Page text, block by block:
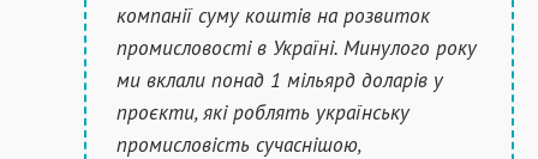
компанії суму коштів на розвиток
промисловості в Україні. Минулого року
ми вклали понад 1 мільярд доларів у
проєкти, які роблять українську
промисловість сучаснішою,